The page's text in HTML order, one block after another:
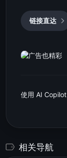
链接直达
使用 AI
相关导航